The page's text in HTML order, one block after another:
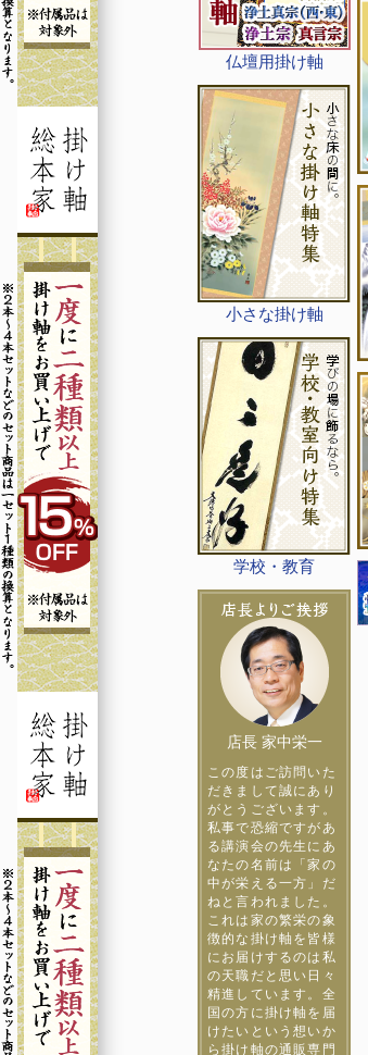
仏壇用掛け軸
小さな掛け軸
学校・教育
店長 家中栄一
この度はご訪問いた
だきまして誠にあり
がとうございます。
私事で恐縮ですがあ
る講演会の先生にあ
なたの名前は「家の
中が栄える一方」だ
ねと言われました。
これは家の繁栄の象
徴的な掛け軸を皆様
にお届けするのは私
の天職だと思い日々
精進しています。全
国の方に掛け軸を届
けたいという想いか
ら掛け軸の通販専門